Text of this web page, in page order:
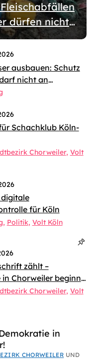
dürfen nicht
werden
ausbauen: Schutz
nicht an
scheitern
Schachklub Köln-
Chorweiler Volt
für Köln
Politik Volt Köln
zählt –
in Chorweiler beginnt
Chorweiler Volt
in
CHORWEILER UND